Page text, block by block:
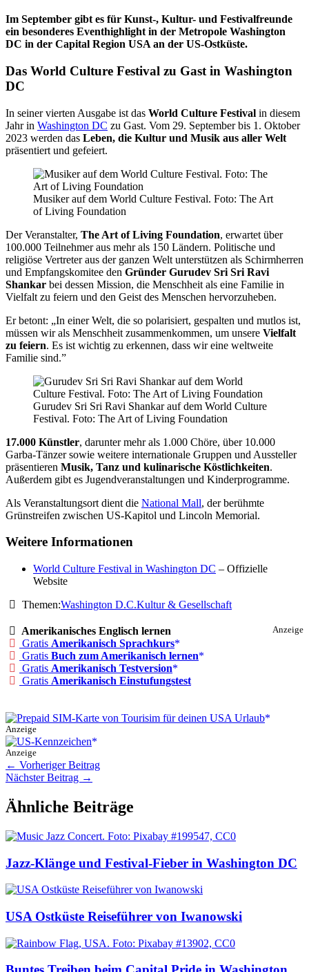
Im September gibt es für Kunst-, Kultur- und Festivalfreunde
ein besonderes Eventhighlight in der Metropole Washington
DC in der Capital Region USA an der US-Ostküste.
Das World Culture Festival zu Gast in Washington
DC
In seiner vierten Ausgabe ist das World Culture Festival in diesem
Jahr in Washington DC zu Gast. Vom 29. September bis 1. Oktober
2023 werden das Leben, die Kultur und Musik aus aller Welt
präsentiert und gefeiert.
Musiker auf dem World Culture Festival. Foto: The Art
of Living Foundation
Der Veranstalter, The Art of Living Foundation, erwartet über
100.000 Teilnehmer aus mehr als 150 Ländern. Politische und
religiöse Vertreter aus der ganzen Welt unterstützen als Schirmherren
und Empfangskomitee den Gründer Gurudev Sri Sri Ravi
Shankar bei dessen Mission, die Menschheit als eine Familie in
Vielfalt zu feiern und den Geist des Menschen hervorzuheben.
Er betont: „In einer Welt, die so polarisiert, gespalten und mutlos ist,
müssen wir als Menschheit zusammenkommen, um unsere Vielfalt
zu feiern. Es ist wichtig zu erkennen, dass wir eine weltweite
Familie sind.”
Gurudev Sri Sri Ravi Shankar auf dem World Culture
Festival. Foto: The Art of Living Foundation
17.000 Künstler, darunter mehr als 1.000 Chöre, über 10.000
Garba-Tänzer sowie weitere internationale Gruppen und Aussteller
präsentieren Musik, Tanz und kulinarische Köstlichkeiten.
Außerdem gibt es Jugendveranstaltungen und Kinderprogramme.
Als Veranstaltungsort dient die National Mall, der berühmte
Grünstreifen zwischen US-Kapitol und Lincoln Memorial.
Weitere Informationen
World Culture Festival in Washington DC – Offizielle
Website
Themen:Washington D.C.Kultur & Gesellschaft
Anzeige
Amerikanisches Englisch lernen
Gratis Amerikanisch Sprachkurs
Gratis Buch zum Amerikanisch lernen
Gratis Amerikanisch Testversion
Gratis Amerikanisch Einstufungstest
Anzeige
Anzeige
← Vorheriger Beitrag
Nächster Beitrag →
Ähnliche Beiträge
Jazz-Klänge und Festival-Fieber in Washington DC
USA Ostküste Reiseführer von Iwanowski